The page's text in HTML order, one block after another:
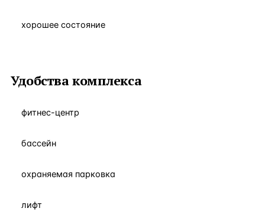
хорошее состояние
Удобства комплекса
фитнес-центр
бассейн
охраняемая парковка
лифт